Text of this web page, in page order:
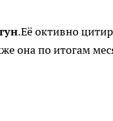
.Её октивно
она по итогам